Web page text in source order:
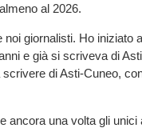
al 2026.
giornalisti. Ho iniziato
e già si scriveva di
di Asti-Cuneo,
ancora una volta gli unici